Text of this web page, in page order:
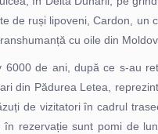
de ruși lipoveni, Cardon,
cu oile din
de ani, după ce s-au
din Pădurea Letea,
de vizitatori în cadrul
rezervație sunt pomi de